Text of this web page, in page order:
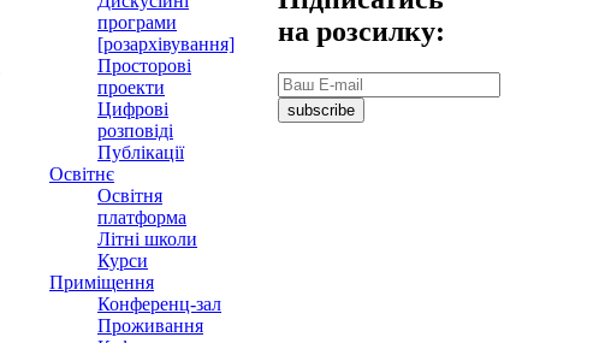
програми
[розархівування]
Просторові
проекти
Цифрові
розповіді
Публікації
Освітнє
Освітня
платформа
Літні школи
Курси
Приміщення
Конференц-зал
Проживання
на розсилку:
subscribe